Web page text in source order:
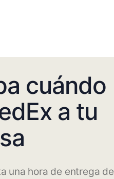
cuándo
a tu
una hora de entrega de